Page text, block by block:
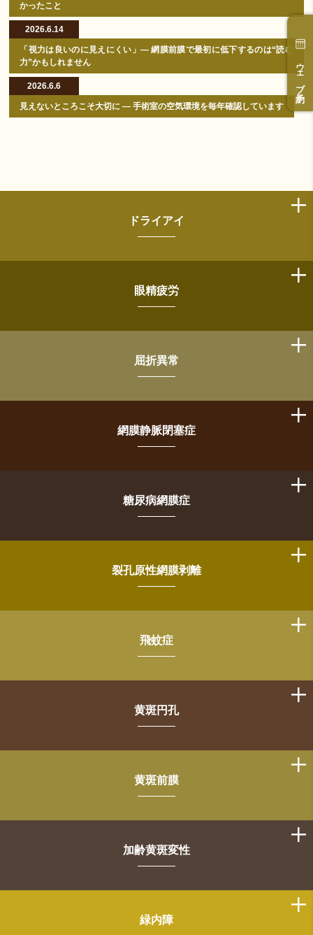
ウェブ予約
かったこと
2026.6.14
「視力は良いのに見えにくい」― 網膜前膜で最初に低下するのは“読む
力”かもしれません
2026.6.6
見えないところこそ大切に ― 手術室の空気環境を毎年確認しています
ドライアイ
眼精疲労
屈折異常
網膜静脈閉塞症
糖尿病網膜症
裂孔原性網膜剥離
飛蚊症
黄斑円孔
黄斑前膜
加齢黄斑変性
緑内障